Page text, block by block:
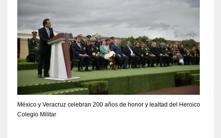
México y Veracruz celebran 200 años de honor y lealtad del Heroico
Colegio Militar